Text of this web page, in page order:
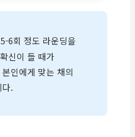
6회 정도 라운딩을
신이 들 때가
인에게 맞는 채의
.